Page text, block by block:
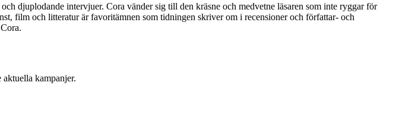
djuplodande intervjuer. Cora vänder sig till den kräsne och medvetne läsaren som inte ryggar för
film och litteratur är favoritämnen som tidningen skriver om i recensioner och författar- och
kampanjer.